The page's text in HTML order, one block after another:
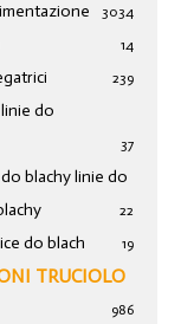
34
30
14
239
do
37
blachy linie do
22
do blach 19
TRUCIOLO
986